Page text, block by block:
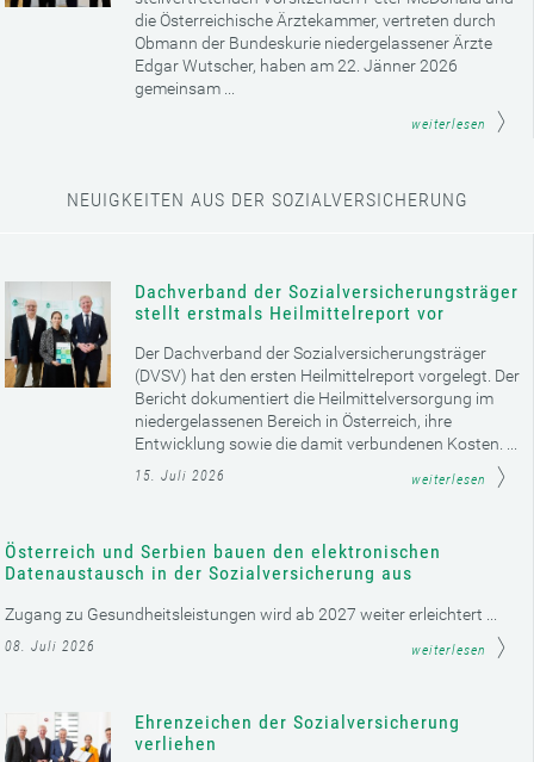
die Österreichische Ärztekammer, vertreten durch
Obmann der Bundeskurie niedergelassener Ärzte
Edgar Wutscher, haben am 22. Jänner 2026
gemeinsam ...
weiterlesen
NEUIGKEITEN AUS DER SOZIALVERSICHERUNG
Dachverband der Sozialversicherungsträger
stellt erstmals Heilmittelreport vor
Der Dachverband der Sozialversicherungsträger
(DVSV) hat den ersten Heilmittelreport vorgelegt. Der
Bericht dokumentiert die Heilmittelversorgung im
niedergelassenen Bereich in Österreich, ihre
Entwicklung sowie die damit verbundenen Kosten. ...
15. Juli 2026 weiterlesen
Österreich und Serbien bauen den elektronischen
Datenaustausch in der Sozialversicherung aus
Zugang zu Gesundheitsleistungen wird ab 2027 weiter erleichtert ...
08. Juli 2026 weiterlesen
Ehrenzeichen der Sozialversicherung
verliehen